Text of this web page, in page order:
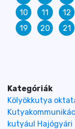
10
11 12
19
20 21
Kategóriák
Kölyökkutya
kutyául Hajógyári